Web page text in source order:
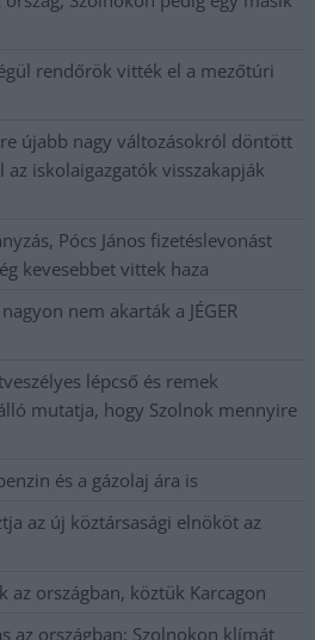
rendőrök vitték el a mezőtúri
újabb nagy változásokról döntött
iskolaigazgatók visszakapják
Pócs János fizetéslevonást
kevesebbet vittek haza
nem akarták a JÉGER
lépcső és remek
mutatja, hogy Szolnok mennyire
és a gázolaj ára is
az új köztársasági elnököt az
az országban, köztük Karcagon
az országban: Szolnokon klímát